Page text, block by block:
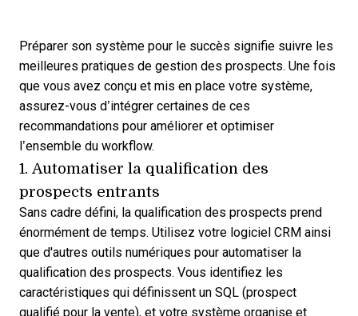
Préparer son système pour le succès signifie suivre les
meilleures pratiques de gestion des prospects. Une fois
que vous avez conçu et mis en place votre système,
assurez-vous d’intégrer certaines de ces
recommandations pour améliorer et optimiser
l’ensemble du workflow.
1. Automatiser la qualification des
prospects entrants
Sans cadre défini, la qualification des prospects prend
énormément de temps. Utilisez votre logiciel CRM ainsi
que d'autres outils numériques pour automatiser la
qualification des prospects. Vous identifiez les
caractéristiques qui définissent un SQL (prospect
qualifié pour la vente), et votre système organise et